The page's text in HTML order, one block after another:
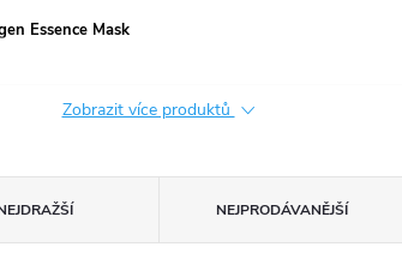
Essence Mask
Zobrazit více produktů
NEJPRODÁVANĚJŠÍ